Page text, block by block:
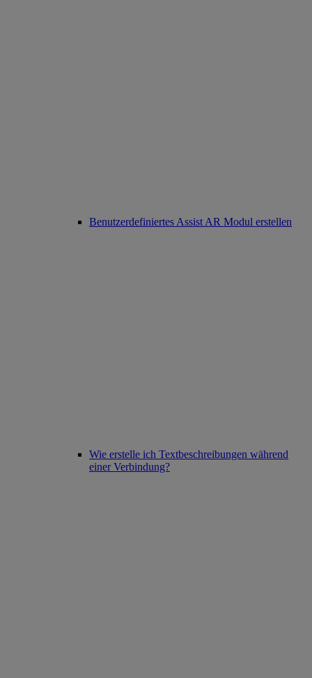
Benutzerdefiniertes Assist AR Modul erstellen
Wie erstelle ich Textbeschreibungen während
einer Verbindung?